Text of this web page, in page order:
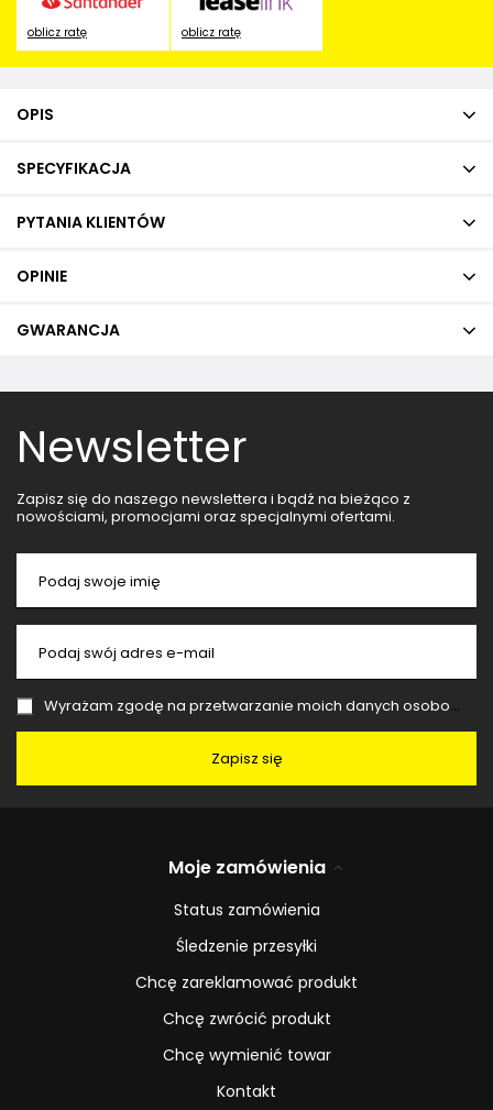
oblicz ratę oblicz ratę
OPIS
SPECYFIKACJA
PYTANIA KLIENTÓW
OPINIE
GWARANCJA
Newsletter
Zapisz się do naszego newslettera i bądź na bieżąco z
nowościami, promocjami oraz specjalnymi ofertami.
Podaj swoje imię
Podaj swój adres e-mail
Wyrażam zgodę na przetwarzanie moich danych osobowych (adres e-mail) na potrzeby wysyłki newslettera z informacją handlową (marketing). Więcej w
Zapisz się
Moje zamówienia
Status zamówienia
Śledzenie przesyłki
Chcę zareklamować produkt
Chcę zwrócić produkt
Chcę wymienić towar
Kontakt